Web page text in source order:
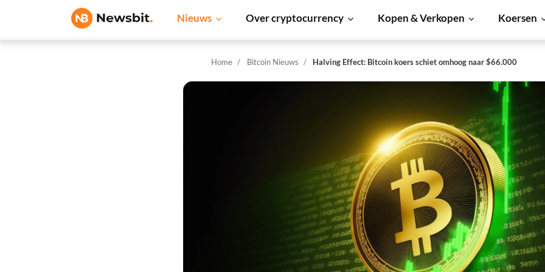
Nieuws Over cryptocurrency Kopen & Verkopen Koersen
Home Bitcoin Nieuws Halving Effect: Bitcoin koers schiet omhoog naar $66.000